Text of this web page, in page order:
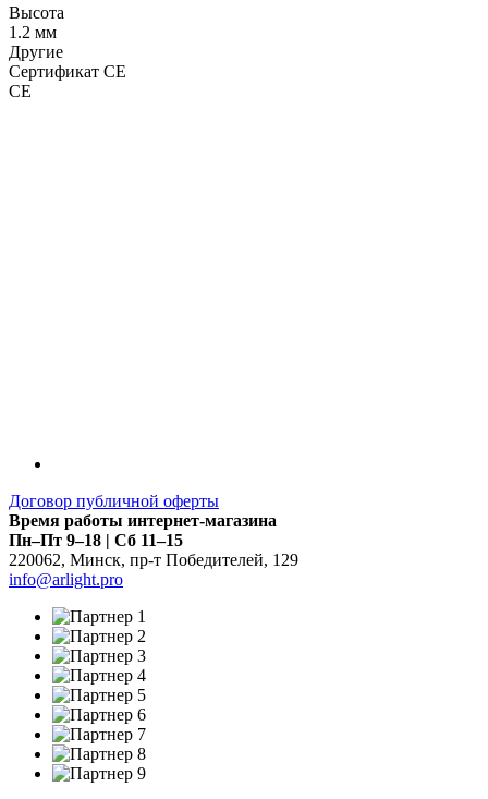
Высота
1.2 мм
Другие
Сертификат CE
CE
Договор публичной оферты
Время работы интернет-магазина
Пн–Пт 9–18 | Сб 11–15
220062, Минск, пр-т Победителей, 129
info@arlight.pro